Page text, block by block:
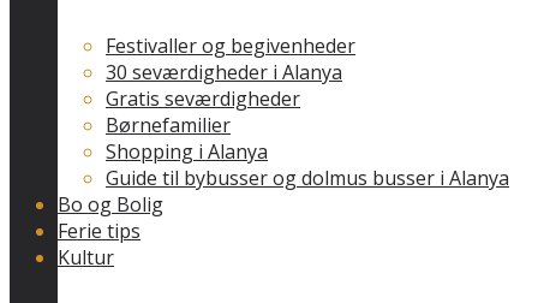
Festivaller og begivenheder
30 seværdigheder i Alanya
Gratis seværdigheder
Børnefamilier
Shopping i Alanya
Guide til bybusser og dolmus busser i Alanya
Bo og Bolig
Ferie tips
Kultur